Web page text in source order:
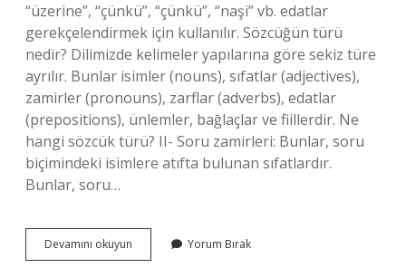
“üzerine”, “çünkü”, “çünkü”, “naşi” vb. edatlar
gerekçelendirmek için kullanılır. Sözcüğün türü
nedir? Dilimizde kelimeler yapılarına göre sekiz türe
ayrılır. Bunlar isimler (nouns), sıfatlar (adjectives),
zamirler (pronouns), zarflar (adverbs), edatlar
(prepositions), ünlemler, bağlaçlar ve fiillerdir. Ne
hangi sözcük türü? II- Soru zamirleri: Bunlar, soru
biçimindeki isimlere atıfta bulunan sıfatlardır.
Bunlar, soru…
Devamını okuyun
Sözcük
Yorum Bırak